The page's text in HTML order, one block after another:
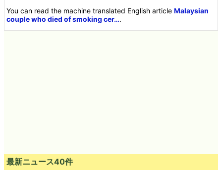
You can read the machine translated English articleMalaysian
couple who died of smoking cer….
最新ニュース40件